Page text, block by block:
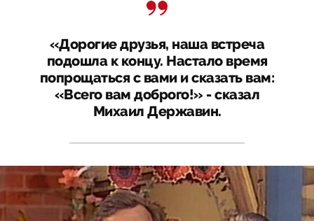
«Дорогие друзья, наша встреча
подошла к концу. Настало время
попрощаться с вами и сказать вам:
«Всего вам доброго!» - сказал
Михаил Державин.